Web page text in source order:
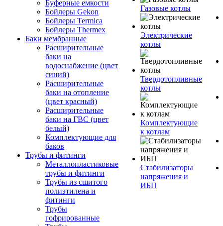
Буферные емкости
Бойлеры Gekon
Бойлеры Termica
Бойлеры Thermex
Баки мембранные
Расширительные
баки на
водоснабжение (цвет
синий)
Расширительные
баки на отопление
(цвет красный)
Расширительные
баки на ГВС (цвет
белый)
Комплектующие для
баков
Трубы и фитинги
Металлопластиковые
трубы и фитинги
Трубы из сшитого
полиэтилена и
фитинги
Трубы
гофрированные
Газовые котлы
Электрические
котлы
Твердотопливные
котлы
Комплектующие
к котлам
Стабилизаторы
напряжения и
ИБП